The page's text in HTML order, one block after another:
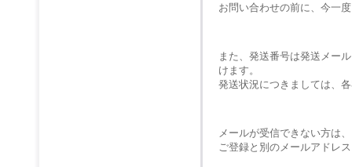
お問い合わせの前に、今一
また、発送番号は発送メー
けます。
発送状況につきましては、
メールが受信できない方は、
ご登録と別のメールアドレ